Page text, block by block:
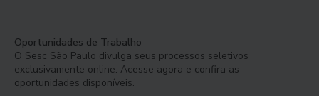
Oportunidades de Trabalho
O Sesc São Paulo divulga seus processos seletivos
exclusivamente online. Acesse agora e confira as
oportunidades disponíveis.